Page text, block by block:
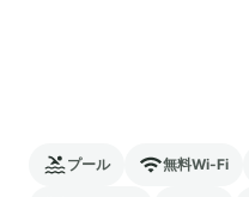
プール 無料Wi-Fi